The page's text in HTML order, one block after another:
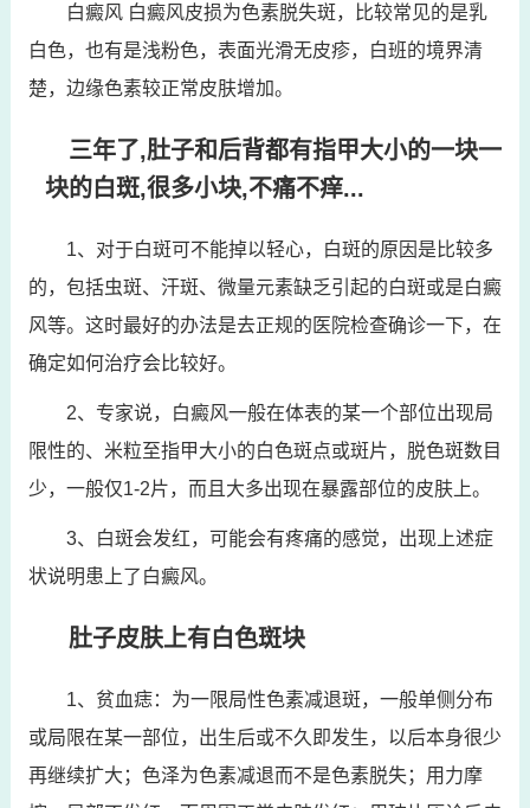
白癜风 白癜风皮损为色素脱失斑，比较常见的是乳
白色，也有是浅粉色，表面光滑无皮疹，白班的境界清
楚，边缘色素较正常皮肤增加。
三年了,肚子和后背都有指甲大小的一块一
块的白斑,很多小块,不痛不痒...
1、对于白斑可不能掉以轻心，白斑的原因是比较多
的，包括虫斑、汗斑、微量元素缺乏引起的白斑或是白癜
风等。这时最好的办法是去正规的医院检查确诊一下，在
确定如何治疗会比较好。
2、专家说，白癜风一般在体表的某一个部位出现局
限性的、米粒至指甲大小的白色斑点或斑片，脱色斑数目
少，一般仅1-2片，而且大多出现在暴露部位的皮肤上。
3、白斑会发红，可能会有疼痛的感觉，出现上述症
状说明患上了白癜风。
肚子皮肤上有白色斑块
1、贫血痣：为一限局性色素减退斑，一般单侧分布
或局限在某一部位，出生后或不久即发生，以后本身很少
再继续扩大；色泽为色素减退而不是色素脱失；用力摩